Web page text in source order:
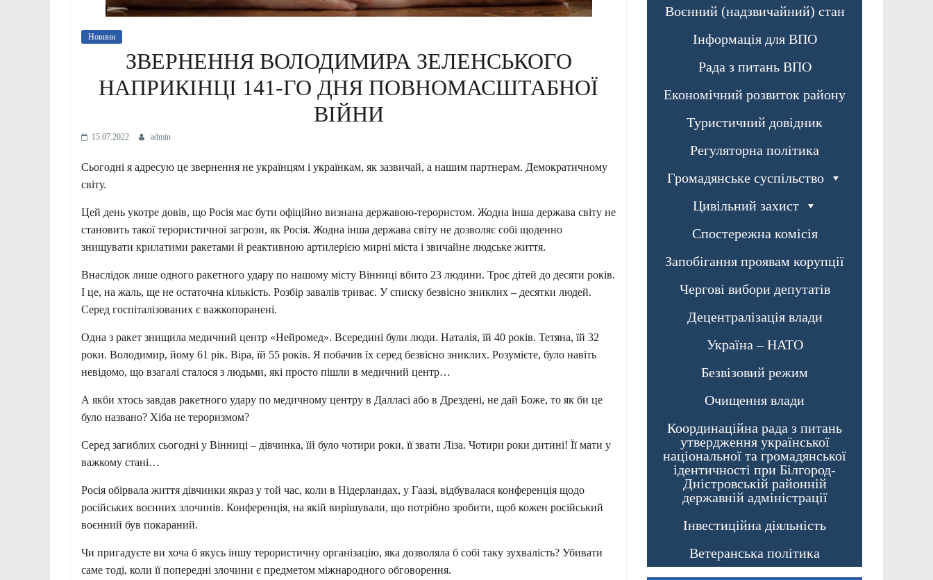
Новини
ЗВЕРНЕННЯ ВОЛОДИМИРА ЗЕЛЕНСЬКОГО
НАПРИКІНЦІ 141-ГО ДНЯ ПОВНОМАСШТАБНОЇ
ВІЙНИ
15.07.2022 admin
Сьогодні я адресую це звернення не українцям і українкам, як зазвичай, а нашим партнерам. Демократичному
світу.
Цей день укотре довів, що Росія має бути офіційно визнана державою-терористом. Жодна інша держава світу не
становить такої терористичної загрози, як Росія. Жодна інша держава світу не дозволяє собі щоденно
знищувати крилатими ракетами й реактивною артилерією мирні міста і звичайне людське життя.
Внаслідок лише одного ракетного удару по нашому місту Вінниці вбито 23 людини. Троє дітей до десяти років.
І це, на жаль, ще не остаточна кількість. Розбір завалів триває. У списку безвісно зниклих – десятки людей.
Серед госпіталізованих є важкопоранені.
Одна з ракет знищила медичний центр «Нейромед». Всередині були люди. Наталія, їй 40 років. Тетяна, їй 32
роки. Володимир, йому 61 рік. Віра, їй 55 років. Я побачив їх серед безвісно зниклих. Розумієте, було навіть
невідомо, що взагалі сталося з людьми, які просто пішли в медичний центр…
А якби хтось завдав ракетного удару по медичному центру в Далласі або в Дрездені, не дай Боже, то як би це
було названо? Хіба не тероризмом?
Серед загиблих сьогодні у Вінниці – дівчинка, їй було чотири роки, її звати Ліза. Чотири роки дитині! Її мати у
важкому стані…
Росія обірвала життя дівчинки якраз у той час, коли в Нідерландах, у Гаазі, відбувалася конференція щодо
російських воєнних злочинів. Конференція, на якій вирішували, що потрібно зробити, щоб кожен російський
воєнний був покараний.
Чи пригадуєте ви хоча б якусь іншу терористичну організацію, яка дозволяла б собі таку зухвалість? Убивати
саме тоді, коли її попередні злочини є предметом міжнародного обговорення.
Воєнний (надзвичайний) стан
Інформація для ВПО
Рада з питань ВПО
Економічний розвиток району
Туристичний довідник
Регуляторна політика
Громадянське суспільство
Цивільний захист
Спостережна комісія
Запобігання проявам корупції
Чергові вибори депутатів
Децентралізація влади
Україна – НАТО
Безвізовий режим
Очищення влади
Координаційна рада з питань
утвердження української
національної та громадянської
ідентичності при Білгород-
Дністровській районній
державній адміністрації
Інвестиційна діяльність
Ветеранська політика